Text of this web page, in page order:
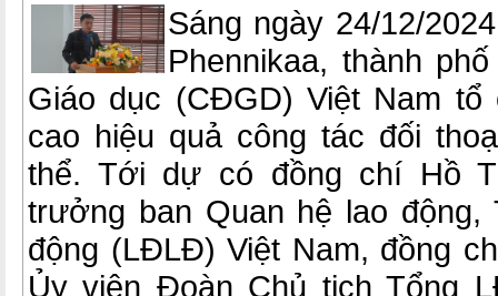
Sáng ngày 24/12/
Phennikaa, thành
Giáo dục (CĐGD) Việt Nam
cao hiệu quả công tác đối
thể. Tới dự có đồng chí Hồ
trưởng ban Quan hệ lao động,
động (LĐLĐ) Việt Nam, đồng
Ủy viên Đoàn Chủ tịch Tổng